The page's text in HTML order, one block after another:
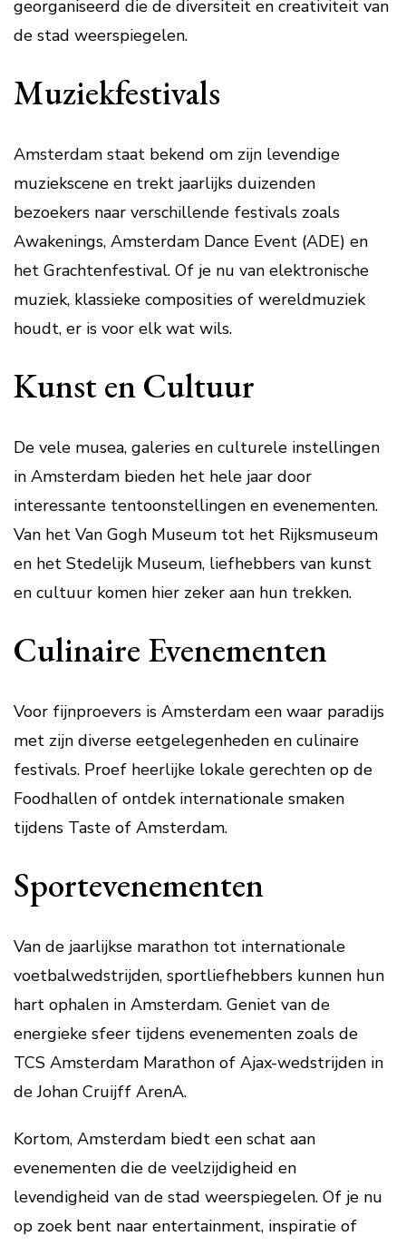
georganiseerd die de diversiteit en creativiteit van
de stad weerspiegelen.
Muziekfestivals
Amsterdam staat bekend om zijn levendige
muziekscene en trekt jaarlijks duizenden
bezoekers naar verschillende festivals zoals
Awakenings, Amsterdam Dance Event (ADE) en
het Grachtenfestival. Of je nu van elektronische
muziek, klassieke composities of wereldmuziek
houdt, er is voor elk wat wils.
Kunst en Cultuur
De vele musea, galeries en culturele instellingen
in Amsterdam bieden het hele jaar door
interessante tentoonstellingen en evenementen.
Van het Van Gogh Museum tot het Rijksmuseum
en het Stedelijk Museum, liefhebbers van kunst
en cultuur komen hier zeker aan hun trekken.
Culinaire Evenementen
Voor fijnproevers is Amsterdam een waar paradijs
met zijn diverse eetgelegenheden en culinaire
festivals. Proef heerlijke lokale gerechten op de
Foodhallen of ontdek internationale smaken
tijdens Taste of Amsterdam.
Sportevenementen
Van de jaarlijkse marathon tot internationale
voetbalwedstrijden, sportliefhebbers kunnen hun
hart ophalen in Amsterdam. Geniet van de
energieke sfeer tijdens evenementen zoals de
TCS Amsterdam Marathon of Ajax-wedstrijden in
de Johan Cruijff ArenA.
Kortom, Amsterdam biedt een schat aan
evenementen die de veelzijdigheid en
levendigheid van de stad weerspiegelen. Of je nu
op zoek bent naar entertainment, inspiratie of